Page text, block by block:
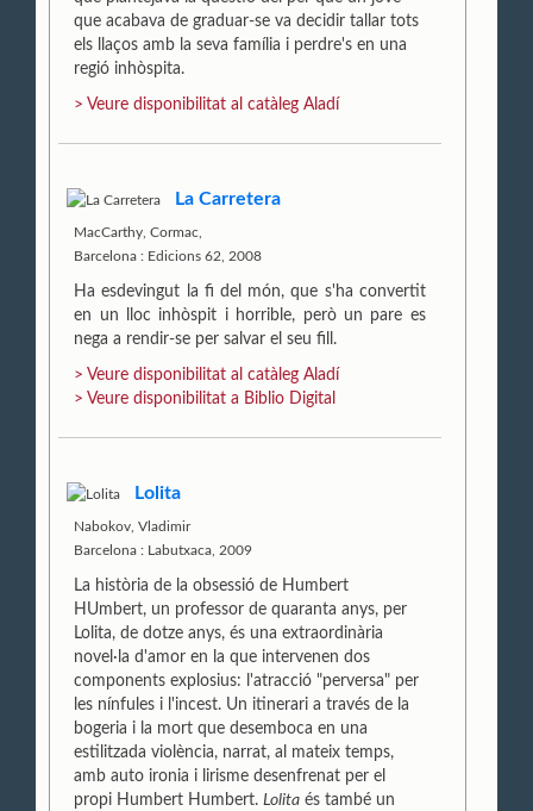
que acabava de graduar-se va decidir tallar tots
els llaços amb la seva família i perdre's en una
regió inhòspita.
> Veure disponibilitat al catàleg Aladí
La Carretera
MacCarthy, Cormac,
Barcelona : Edicions 62, 2008
Ha esdevingut la fi del món, que s'ha convertit
en un lloc inhòspit i horrible, però un pare es
nega a rendir-se per salvar el seu fill.
> Veure disponibilitat al catàleg Aladí
> Veure disponibilitat a Biblio Digital
Lolita
Nabokov, Vladimir
Barcelona : Labutxaca, 2009
La història de la obsessió de Humbert
HUmbert, un professor de quaranta anys, per
Lolita, de dotze anys, és una extraordinària
novel·la d'amor en la que intervenen dos
components explosius: l'atracció "perversa" per
les nínfules i l'incest. Un itinerari a través de la
bogeria i la mort que desemboca en una
estilitzada violència, narrat, al mateix temps,
amb auto ironia i lirisme desenfrenat per el
propi Humbert Humbert.Lolita és també un